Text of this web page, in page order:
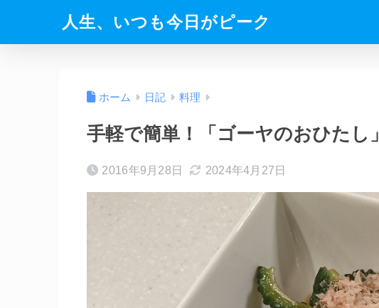
人生、いつも今日がピーク
ホーム 日記 料理
手軽で簡単！「ゴーヤのおひたし」
2016年9月28日 2024年4月27日